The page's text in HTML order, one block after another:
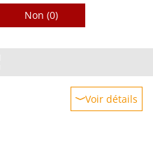
Non (0)
Voir détails